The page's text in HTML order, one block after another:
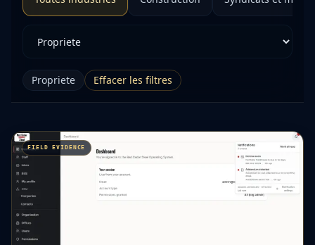
Propriete Effacer les filtres